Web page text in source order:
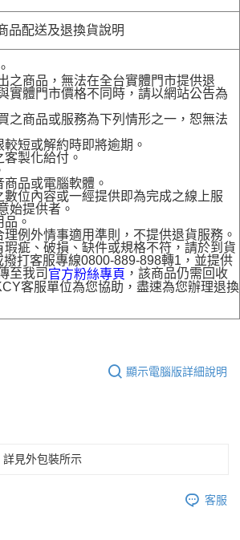
品配送及退換貨說明
之商品，無法在全台實體門市提供退
實體門市價格不同時，請以網站公告為
之商品或服務為下列情形之一，恕無法
短或解約時即將逾期。
製化給付。
品或電腦軟體。
位內容或一經提供即為完成之線上服
始提供者。
。
例外情事適用準則，不提供退貨服務。
疵、破損、缺件或規格不符，請於到貨
打客服專線0800-889-898轉1，並提供
至我司 官方粉絲專頁 ，該商品仍需回收
客服單位為您協助，盡速為您辦理退換
顯示電腦版詳細說明
詳見外包裝所示
客服